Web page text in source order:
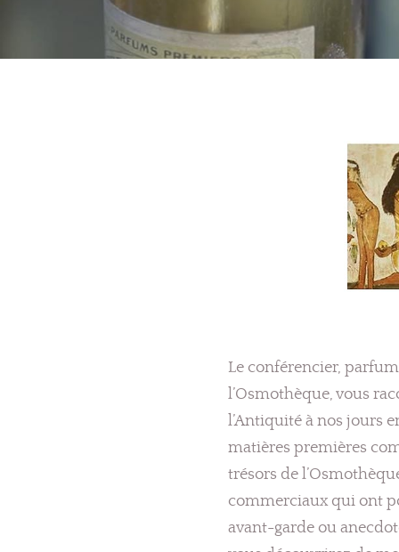
Le conférencier,
l’Osmothèque, vous
l’Antiquité à nos jours
matières premières
trésors de
commerciaux qui ont
avant-garde ou